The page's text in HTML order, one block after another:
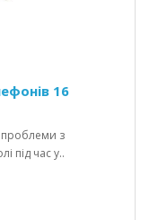
16
проблеми з
під час у..